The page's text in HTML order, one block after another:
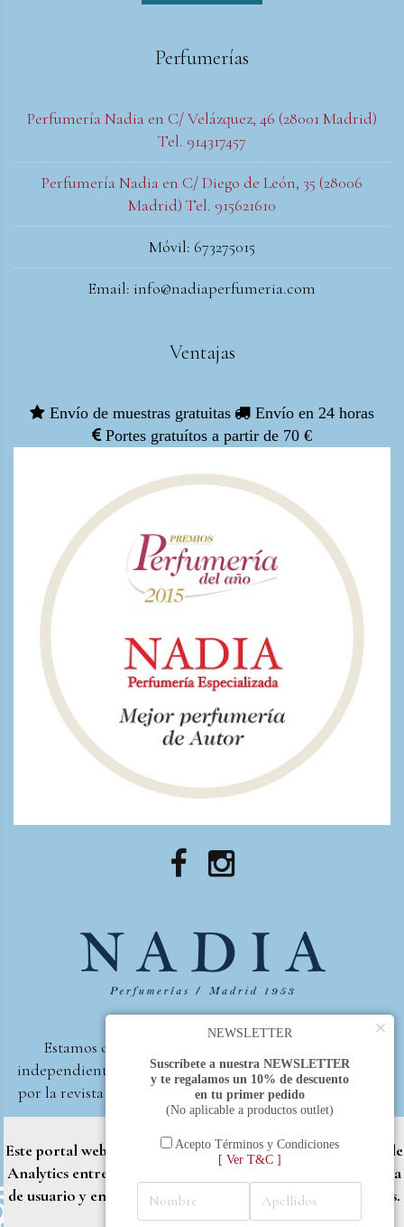
Perfumerías
Perfumería Nadia en C/ Velázquez, 46 (28001 Madrid)
Tel. 914317457
Perfumería Nadia en C/ Diego de León, 35 (28006
Madrid) Tel. 915621610
Móvil: 673275015
Email: info@nadiaperfumeria.com
Ventajas
Envío de muestras gratuitas
Envío en 24 horas
Portes gratuítos a partir de 70 €
Estamos orgullosos de ser la primera perfumería
independiente de España, en recibir el premio otorgado
por la revista Beautyproof en 2015 a la mejor perfumería
de autor.
Perfumería Nadia2017 |Política de Privacidad
Este portal web utiliza cookies propias y de terceros (Google
Analytics entre otros) para brindarle una mejor experiencia
de usuario y entregar contenido adaptado a sus necesidades.
×
NEWSLETTER
Suscríbete a nuestra NEWSLETTER
y te regalamos un 10% de descuento
en tu primer pedido
(No aplicable a productos outlet)
Acepto Términos y Condiciones
[ Ver T&C ]